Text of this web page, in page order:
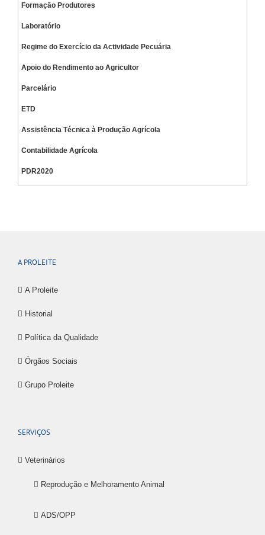
Formação Produtores
Laboratório
Regime do Exercício da Actividade Pecuária
Apoio do Rendimento ao Agricultor
Parcelário
ETD
Assistência Técnica à Produção Agrícola
Contabilidade Agrícola
PDR2020
A PROLEITE
A Proleite
Historial
Política da Qualidade
Órgãos Sociais
Grupo Proleite
SERVIÇOS
Veterinários
Reprodução e Melhoramento Animal
ADS/OPP